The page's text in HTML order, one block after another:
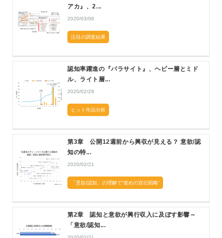
アカ』、2...
2020/03/06
注目の調査結果
認知率躍進の『パラサイト』、ヘビー層とミド
ル、ライト層...
2020/02/29
ヒット作品分析
第3章 公開12週前から興収が見える？ 意欲/認
知の特...
2020/02/21
「意欲/認知」の理解で“攻めの宣伝戦略”
第2章 認知と意欲が興行収入に及ぼす影響～
「意欲/認知...